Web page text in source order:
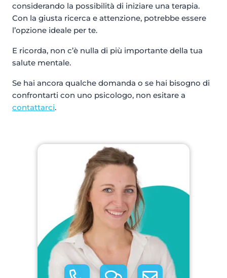
considerando la possibilità di iniziare una terapia.
Con la giusta ricerca e attenzione, potrebbe essere
l’opzione ideale per te.
E ricorda, non c’è nulla di più importante della tua
salute mentale.
Se hai ancora qualche domanda o se hai bisogno di
confrontarti con uno psicologo, non esitare a
contattarci.